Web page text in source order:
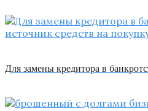
Для замены кредитора в